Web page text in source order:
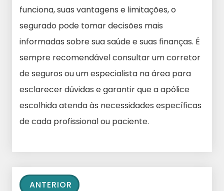
funciona, suas vantagens e limitações, o
segurado pode tomar decisões mais
informadas sobre sua saúde e suas finanças. É
sempre recomendável consultar um corretor
de seguros ou um especialista na área para
esclarecer dúvidas e garantir que a apólice
escolhida atenda às necessidades específicas
de cada profissional ou paciente.
ANTERIOR